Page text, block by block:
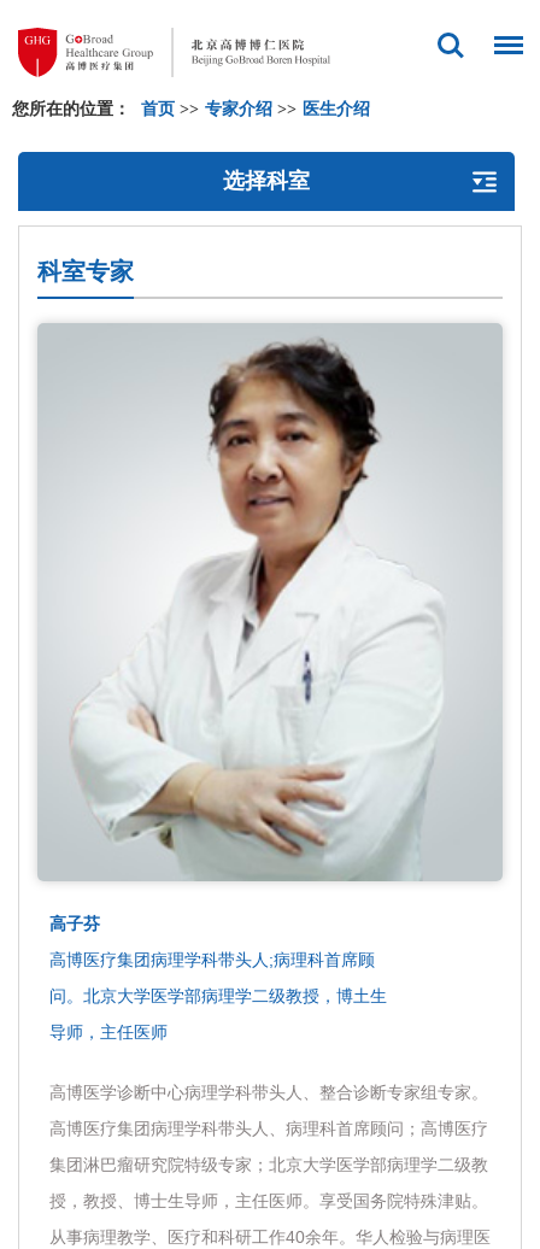
您所在的位置： 首页 >> 专家介绍 >> 医生介绍
选择科室
科室专家
高子芬
高博医疗集团病理学科带头人;病理科首席顾
问。北京大学医学部病理学二级教授，博土生
导师，主任医师
高博医学诊断中心病理学科带头人、整合诊断专家组专家。
高博医疗集团病理学科带头人、病理科首席顾问；高博医疗
集团淋巴瘤研究院特级专家；北京大学医学部病理学二级教
授，教授、博士生导师，主任医师。享受国务院特殊津贴。
从事病理教学、医疗和科研工作40余年。华人检验与病理医